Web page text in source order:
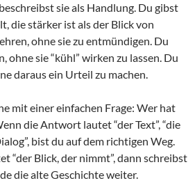
sie als Handlung. Du gibst
die stärker ist als der Blick von
ohne sie zu entmündigen. Du
ohne sie “kühl” wirken zu lassen. Du
daraus ein Urteil zu machen.
mit einer einfachen Frage: Wer hat
die Antwort lautet “der Text”, “die
bist du auf dem richtigen Weg.
“der Blick, der nimmt”, dann schreibst
die alte Geschichte weiter.